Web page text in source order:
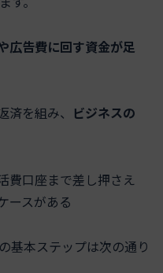
広告費に回す資金が足
を組み、 ビジネスの
費口座まで差し押さえ
ースがある
基本ステップは次の通り